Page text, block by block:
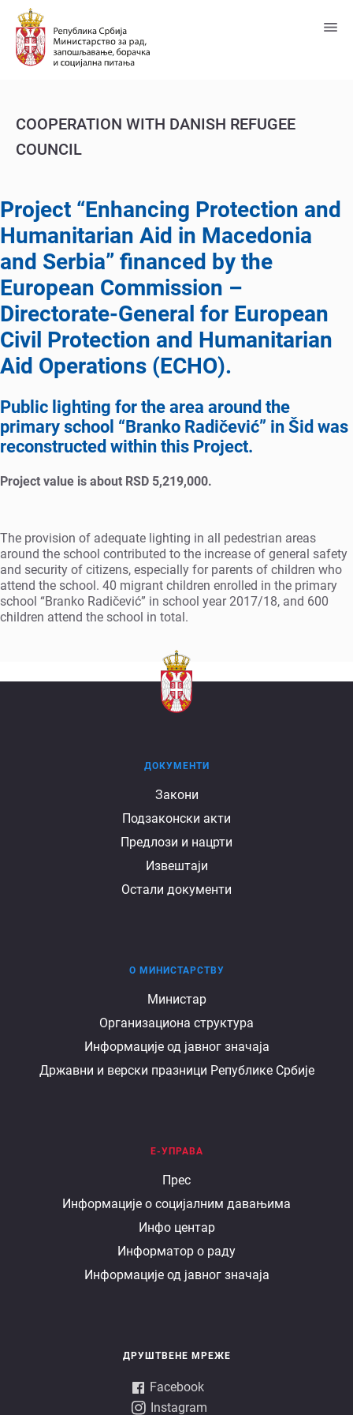
Пређи
главни
садржај
COOPERATION WITH DANISH REFUGEE
COUNCIL
Project “Enhancing Protection and
Humanitarian Aid in Macedonia
and Serbia” financed by the
European Commission –
Directorate-General for European
Civil Protection and Humanitarian
Aid Operations (ECHO).
Public lighting for the area around the
primary school “Branko Radičević” in Šid was
reconstructed within this Project.
Project value is about RSD 5,219,000.
The provision of adequate lighting in all pedestrian areas
around the school contributed to the increase of general safety
and security of citizens, especially for parents of children who
attend the school. 40 migrant children enrolled in the primary
school “Branko Radičević” in school year 2017/18, and 600
children attend the school in total.
ДОКУМЕНТИ
Закони
Подзаконски акти
Предлози и нацрти
Извештаји
Остали документи
министарству
О МИНИСТАРСТВУ
Министар
Организациона структура
Информације од јавног значаја
Државни и верски празници Републике Србије
Е-УПРАВА
Прес
Информације о социјалним давањима
Инфо центар
Информатор о раду
Информације од јавног значаја
ДРУШТВЕНЕ МРЕЖЕ
Facebook
Instagram